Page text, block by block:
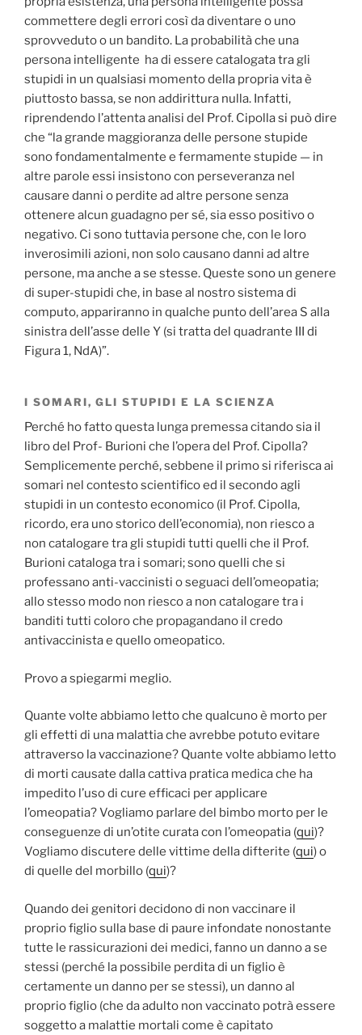
commettere degli errori così da diventare o uno
sprovveduto o un bandito. La probabilità che una
persona intelligente ha di essere catalogata tra gli
stupidi in un qualsiasi momento della propria vita è
piuttosto bassa, se non addirittura nulla. Infatti,
riprendendo l’attenta analisi del Prof. Cipolla si può dire
che “la grande maggioranza delle persone stupide
sono fondamentalmente e fermamente stupide — in
altre parole essi insistono con perseveranza nel
causare danni o perdite ad altre persone senza
ottenere alcun guadagno per sé, sia esso positivo o
negativo. Ci sono tuttavia persone che, con le loro
inverosimili azioni, non solo causano danni ad altre
persone, ma anche a se stesse. Queste sono un genere
di super-stupidi che, in base al nostro sistema di
computo, appariranno in qualche punto dell’area S alla
sinistra dell’asse delle Y (si tratta del quadrante III di
Figura 1, NdA)”.
I SOMARI, GLI STUPIDI E LA SCIENZA
Perché ho fatto questa lunga premessa citando sia il
libro del Prof- Burioni che l’opera del Prof. Cipolla?
Semplicemente perché, sebbene il primo si riferisca ai
somari nel contesto scientifico ed il secondo agli
stupidi in un contesto economico (il Prof. Cipolla,
ricordo, era uno storico dell’economia), non riesco a
non catalogare tra gli stupidi tutti quelli che il Prof.
Burioni cataloga tra i somari; sono quelli che si
professano anti-vaccinisti o seguaci dell’omeopatia;
allo stesso modo non riesco a non catalogare tra i
banditi tutti coloro che propagandano il credo
antivaccinista e quello omeopatico.
Provo a spiegarmi meglio.
Quante volte abbiamo letto che qualcuno è morto per
gli effetti di una malattia che avrebbe potuto evitare
attraverso la vaccinazione? Quante volte abbiamo letto
di morti causate dalla cattiva pratica medica che ha
impedito l’uso di cure efficaci per applicare
l’omeopatia? Vogliamo parlare del bimbo morto per le
conseguenze di un’otite curata con l’omeopatia (qui)?
Vogliamo discutere delle vittime della difterite (qui) o
di quelle del morbillo (qui)?
Quando dei genitori decidono di non vaccinare il
proprio figlio sulla base di paure infondate nonostante
tutte le rassicurazioni dei medici, fanno un danno a se
stessi (perché la possibile perdita di un figlio è
certamente un danno per se stessi), un danno al
proprio figlio (che da adulto non vaccinato potrà essere
soggetto a malattie mortali come è capitato